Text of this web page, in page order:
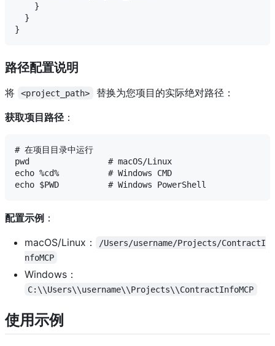
    }
  }
路径配置说明
将 <project_path>
替换为您项目的实际绝对路径：
获取项目路径 ：
# 在项目目录中运行
pwd                # macOS/Linux
echo %cd%          # Windows CMD
配置示例 ：
macOS/Linux：
/Users/username/Projects/ContractI
nfoMCP
Windows：
C:\\Users\\username\\Projects\\ContractInfoMCP
使用示例